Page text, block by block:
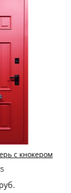
кнокером